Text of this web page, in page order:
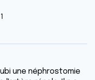
une néphrostomie